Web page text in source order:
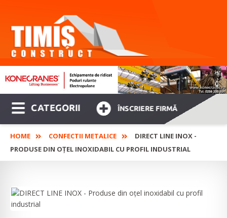
CATEGORII ÎNSCRIERE FIRMĂ
HOME CONFECTII METALICE
DIRECT LINE INOX -
PRODUSE DIN OȚEL INOXIDABIL CU PROFIL INDUSTRIAL